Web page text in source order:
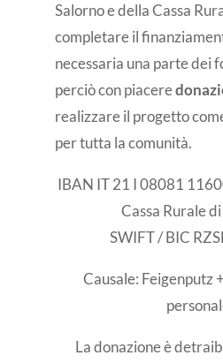
Salorno e della Cassa
completare il
necessaria una parte dei
perciò con piacere
realizzare il progetto
per tutta la comunità.
IBAN IT 21 I 08081
Cassa Rurale
SWIFT / BIC
Causale: Feigenputz
La donazione è